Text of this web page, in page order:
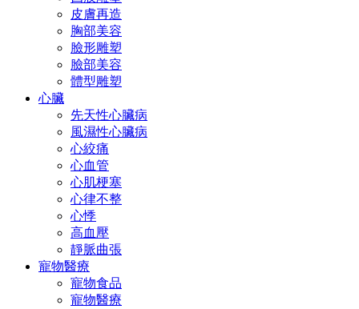
皮膚再造
胸部美容
臉形雕塑
臉部美容
體型雕塑
心臟
先天性心臟病
風濕性心臟病
心絞痛
心血管
心肌梗塞
心律不整
心悸
高血壓
靜脈曲張
寵物醫療
寵物食品
寵物醫療